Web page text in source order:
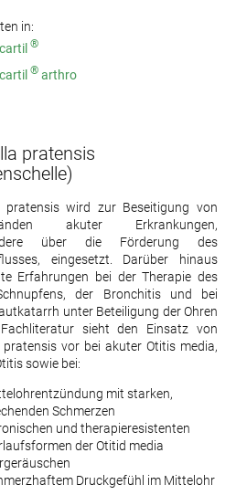
in:
®
® arthro
pratensis
pratensis wird zur Beseitigung von
akuter Erkrankungen,
über die Förderung des
eingesetzt. Darüber hinaus
Erfahrungen bei der Therapie des
der Bronchitis und bei
unter Beteiligung der Ohren
sieht den Einsatz von
pratensis vor bei akuter Otitis media,
sowie bei:
mit starken,
Schmerzen
und therapieresistenten
der Otitid media
Druckgefühl im Mittelohr